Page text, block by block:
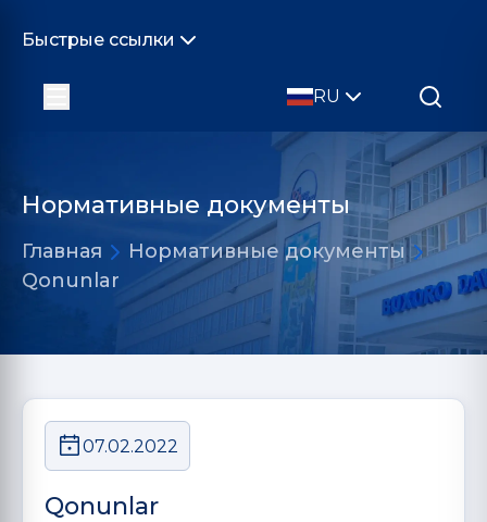
Быстрые ссылки
RU
Нормативные документы
Главная
Нормативные документы
Qonunlar
07.02.2022
Qonunlar